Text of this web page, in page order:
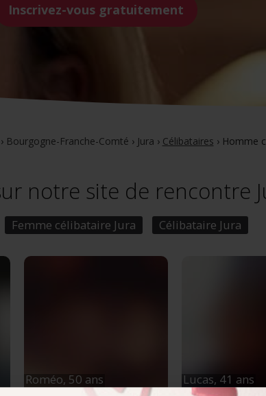
Inscrivez-vous gratuitement
› Bourgogne-Franche-Comté › Jura › Célibataires › Homme
notre site de rencontre
Femme célibataire Jura Célibataire Jura
Roméo, 50 ans
Saint-Claude, Bourgogne-
Lucas, 41 ans
Saint-Claude,